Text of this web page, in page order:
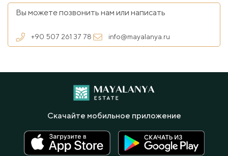
Вы можете позвонить нам или написать
+90 507 261 37 78 info@mayalanya.ru
Скачайте мобильное приложение